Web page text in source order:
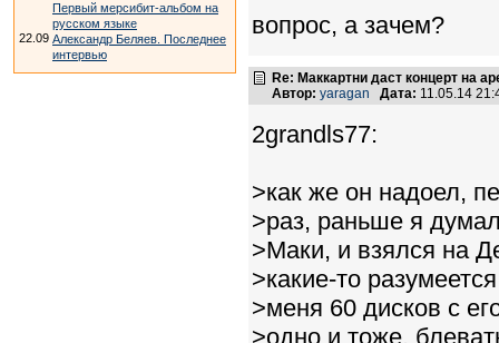
Первый мерсибит-альбом на
русском языке
22.09 Александр Беляев. Последнее
интервью
вопрос, а зачем?
Re: Маккартни даст концерт на
Автор: yaragan Дата: 11.05.14
2grandls77:
>как же он надоел,
>раз, раньше я
>Маки, и взялся на
>какие-то
>меня 60 дисков с
>одно и тоже,